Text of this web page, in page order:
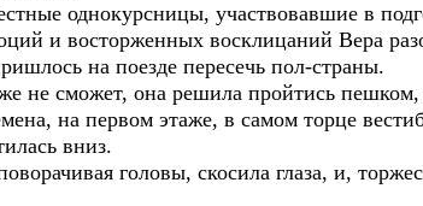
однокурсницы, участвовавшие в
и восторженных восклицаний Вера
на поезде пересечь пол-страны.
не сможет, она решила пройтись
на первом этаже, в самом торце
вниз.
головы, скосила глаза, и,